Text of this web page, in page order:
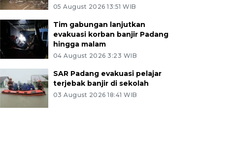
05 August 2026 13:51 WIB
Tim gabungan lanjutkan
evakuasi korban banjir Padang
hingga malam
04 August 2026 3:23 WIB
SAR Padang evakuasi pelajar
terjebak banjir di sekolah
03 August 2026 18:41 WIB